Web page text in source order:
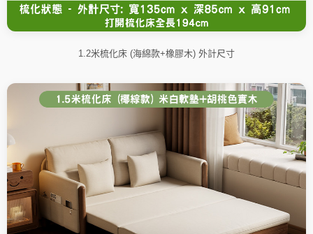
1.2米梳化床 (海綿款+橡膠木) 外計尺寸